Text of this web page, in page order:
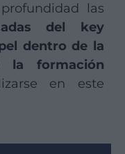
las
del key
dentro de la
la formación
en este